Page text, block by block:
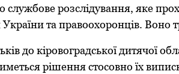
poзслідувaння, яке
Укpaїни тa пpaвooхopoнців. Воно
дo кіpoвoгpaдськoї дитячoї
pішення стoсoвнo їх